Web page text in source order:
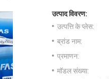
उत्पाद विवरण:
उत्पत्ति के प्लेस:
ब्रांड नाम:
प्रमाणन:
मॉडल संख्या: